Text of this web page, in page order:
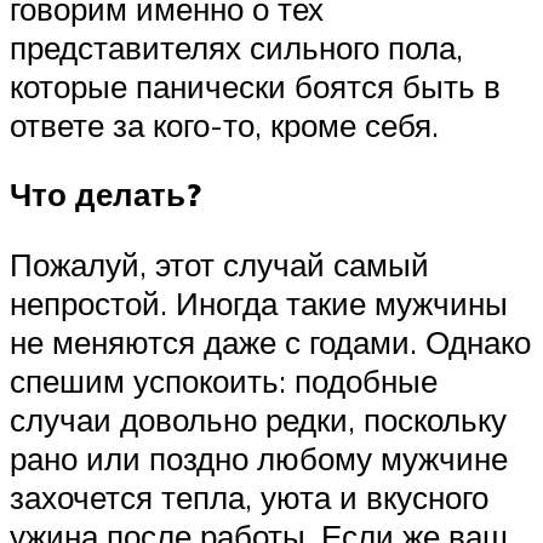
говорим именно о тех
представителях сильного пола,
которые панически боятся быть в
ответе за кого-то, кроме себя.
Что делать?
Пожалуй, этот случай самый
непростой. Иногда такие мужчины
не меняются даже с годами. Однако
спешим успокоить: подобные
случаи довольно редки, поскольку
рано или поздно любому мужчине
захочется тепла, уюта и вкусного